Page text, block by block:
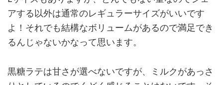
アする以外は通常のレギュラーサイズがいいです
よ！それでも結構なボリュームがあるので満足でき
るんじゃないかなって思います。
黒糖ラテは甘さが選べないですが、ミルクがあっさ